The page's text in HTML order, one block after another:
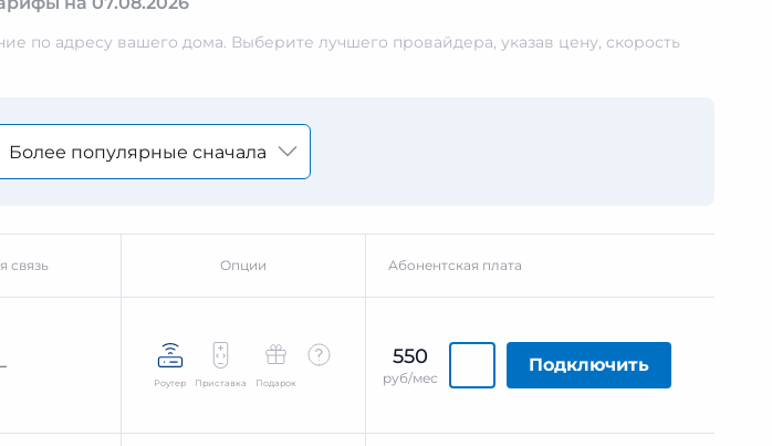
адресу вашего дома. Выберите лучшего провайдера, указав цену, скорость
Более популярные сначала
связь Опции Абонентская плата
Роутер Приставка Подарок
550
руб/мес
Подключить